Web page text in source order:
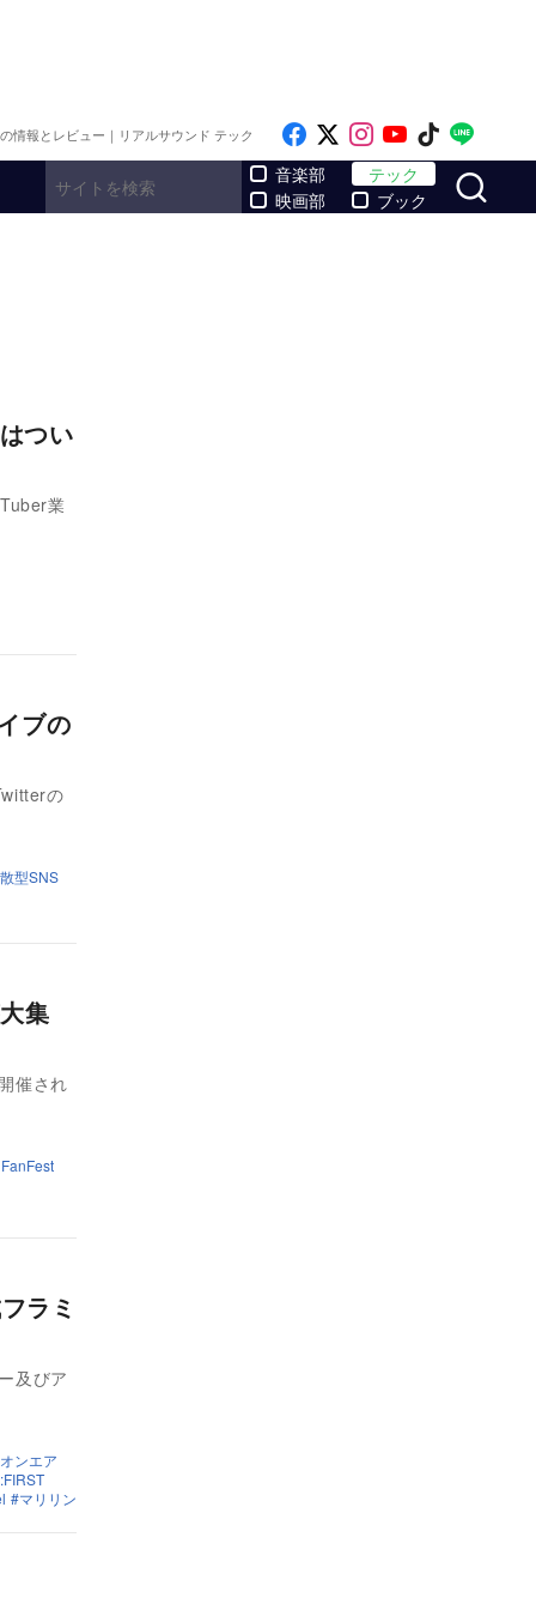
情報とレビュー｜リアルサウンド テック Like on Facebook
Follow on x
Follow on
Follow on
Follow
音楽部
映画部
テック
ブック
つい
業
ブの
の
型SNS
集
催され
ラミ
及びア
ンエア
マリリン